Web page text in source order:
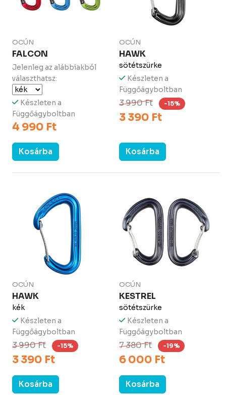
OCÚN
FALCON
Jelenleg az alábbiakból
választhatsz:
Készleten a
Függőágyboltban
4 990 Ft
Kosárba
OCÚN
HAWK
sötétszürke
Készleten a
Függőágyboltban
3 990 Ft -15%
3 390 Ft
Kosárba
OCÚN
HAWK
kék
Készleten a
Függőágyboltban
3 990 Ft -15%
3 390 Ft
Kosárba
OCÚN
KESTREL
sötétszürke
Készleten a
Függőágyboltban
7 380 Ft -19%
6 000 Ft
Kosárba